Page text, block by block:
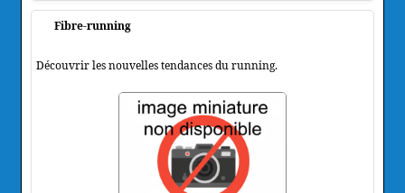
Fibre-running
Découvrir les nouvelles tendances du running.